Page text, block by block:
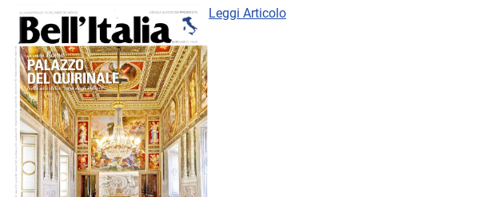
Leggi Articolo